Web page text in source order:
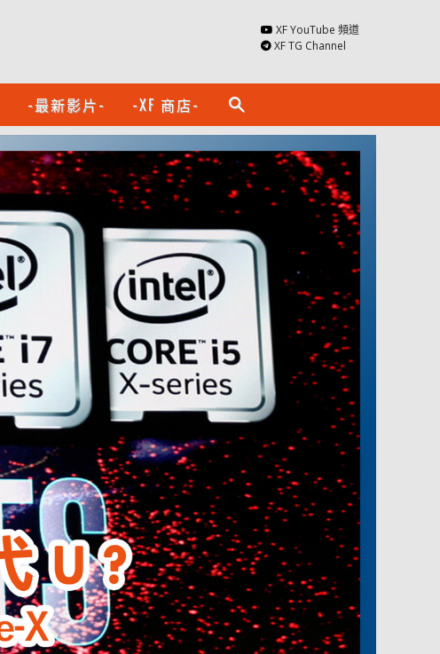
XF YouTube 頻道
XF TG Channel
-最新影片- -XF 商店- search